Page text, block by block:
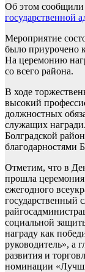
Об этом сообщили
государственной
Мероприятие
было приурочено
На церемонию
со всего района.
В ходе
высокий
должностных
служащих
Болградской
благодарностями
Отметим, что в
прошла церемония
ежегодного
государственный
социальной
награду как
руководитель», а
развития и
номинации